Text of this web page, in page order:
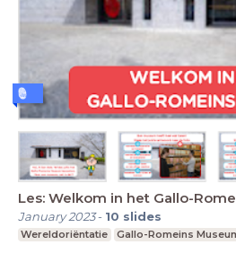
Les: Welkom in het Gallo-
January 2023- 10 slides
Wereldoriëntatie Gallo-Romeins